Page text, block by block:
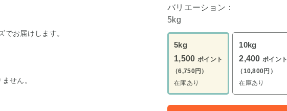
お届けします。
せん。
バリエーション：
5kg
5kg
1,500 ポイント
（6,750円）
在庫あり
10kg
2,400 ポイント
（10,800円）
在庫あり